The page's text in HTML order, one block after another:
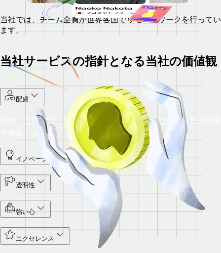
当社では、チーム全員が世界各国でリモートワークを行ってい
ます。
当社サービスの指針となる当社の価値観
配慮
共感、責任意識、協力体制を尊重し、成功につながる育成環境
を構築します。
イノベーション
透明性
強い心
エクセレンス